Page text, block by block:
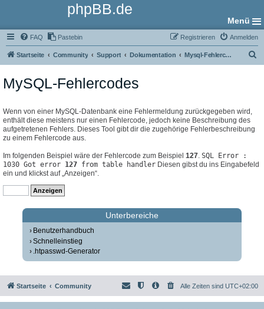
phpBB.de
Menü
FAQ Pastebin Anmelden
Registrieren
Startseite Community Support Dokumentation Mysql-Fehlercodes
MySQL-Fehlercodes
Wenn von einer MySQL-Datenbank eine Fehlermeldung zurückgegeben wird,
enthält diese meistens nur einen Fehlercode, jedoch keine Beschreibung des
aufgetretenen Fehlers. Dieses Tool gibt dir die zugehörige Fehlerbeschreibung
zu einem Fehlercode aus.
Im folgenden Beispiel wäre der Fehlercode zum Beispiel 127. SQL Error :
1030 Got error 127 from table handler Diesen gibst du ins Eingabefeld
ein und klickst auf „Anzeigen“.
Unterbereiche
Benutzerhandbuch
Schnelleinstieg
.htpasswd-Generator
Startseite Community Alle Zeiten sind UTC+02:00